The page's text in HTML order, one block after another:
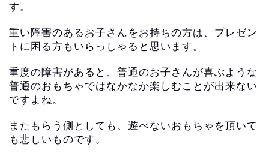
す。
重い障害のあるお子さんをお持ちの方は、プレゼン
トに困る方もいらっしゃると思います。
重度の障害があると、普通のお子さんが喜ぶような
普通のおもちゃではなかなか楽しむことが出来ない
ですよね。
またもらう側としても、遊べないおもちゃを頂いて
も悲しいものです。